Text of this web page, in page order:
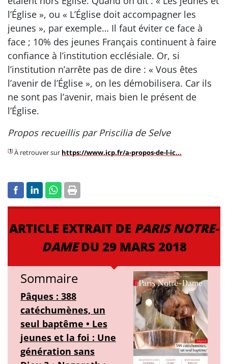
l’Église », ou « L’Église doit accompagner les
jeunes », par exemple… Il faut éviter ce face à
face ; 10% des jeunes Français continuent à faire
confiance à l’institution ecclésiale. Or, si
l’institution n’arrête pas de dire : « Vous êtes
l’avenir de l’Église », on les démobilisera. Car ils
ne sont pas l’avenir, mais bien le présent de
l’Église.
Propos recueillis par Priscilia de Selve
[1]À retrouver sur https://www.icp.fr/a-propos-de-l-ic...
ARTICLE EXTRAIT DE PARIS NOTRE-
DAMEDU 29 MARS 2018
Sommaire
Pâques : 388
catéchumènes, un
seul baptême • Les
jeunes et la foi : Une
génération sans